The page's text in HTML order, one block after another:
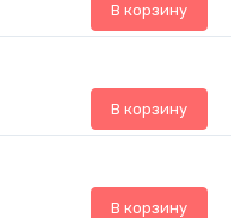
В корзину
В корзину
В корзину